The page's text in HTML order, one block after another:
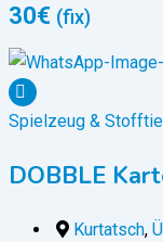
30€ (fix)
Spielzeug &
DOBBLE
Kurtatsch,